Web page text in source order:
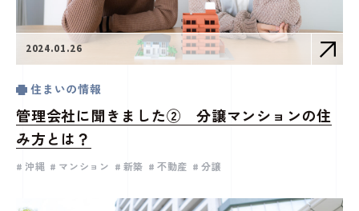
2024.01.26
住まいの情報
管理会社に聞きました② 分譲マンションの住
み方とは？
沖縄 マンション 新築 不動産 分譲